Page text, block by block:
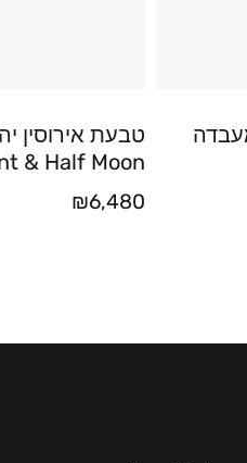
טבעת אירוסין
& Half Moon
₪6,480